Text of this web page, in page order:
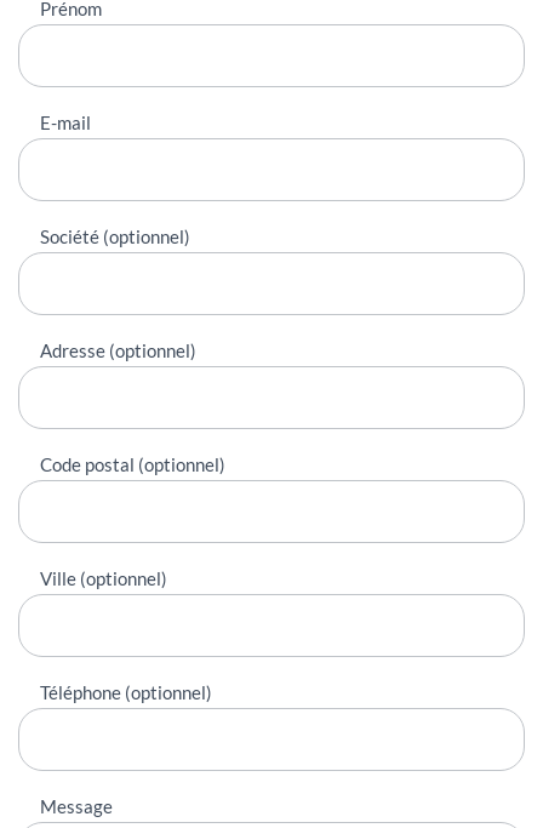
Prénom
E-mail
Société (optionnel)
Adresse (optionnel)
Code postal (optionnel)
Ville (optionnel)
Téléphone (optionnel)
Message